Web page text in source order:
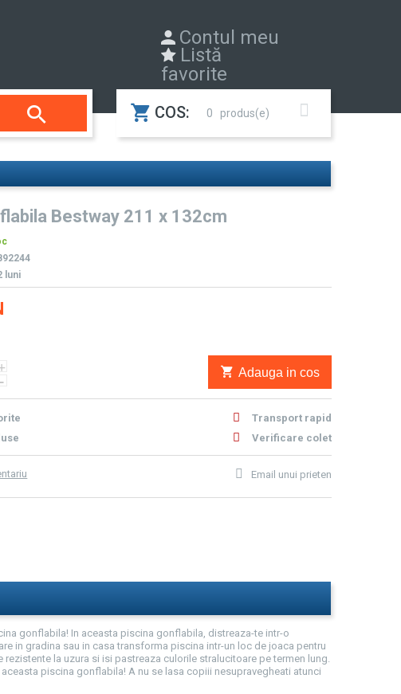
Contul meu
Listă
favorite
 COS: 0
Bestway 211 x 132cm
luni
- Adauga in cos
Transport rapid
Verificare colet
Email unui prieten
gonflabila! In aceasta piscina gonflabila, distreaza-te intr-o
in gradina sau in casa transforma piscina intr-un loc de joaca pentru
la uzura si isi pastreaza culorile stralucitoare pe termen lung.
piscina gonflabila! A nu se lasa copiii nesupravegheati atunci